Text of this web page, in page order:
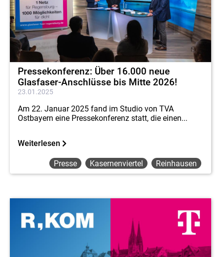
Pressekonferenz: Über 16.000 neue
Glasfaser-Anschlüsse bis Mitte 2026!
23.01.2025
Am 22. Januar 2025 fand im Studio von TVA
Ostbayern eine Pressekonferenz statt, die einen...
Weiterlesen
Presse Kasernenviertel Reinhausen